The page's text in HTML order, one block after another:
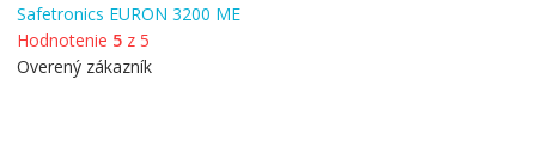
Safetronics EURON 3200 ME
Hodnotenie 5z 5
Overený zákazník